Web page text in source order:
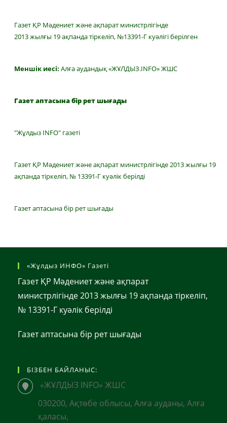
Газет ҚР Мәдениет және ақпарат министрлігінде
2013 жылғы 19 ақпанда тіркеліп, №13391-Г куәлігі берілген
Меншік иесі: Алға аудандық «ЖҰЛДЫЗ.INFO» ЖШС
Газет аптасына бір рет шығады
"Жұлдыз INFO" газеті
Газет ҚР Мәдениет және ақпарат министрлігінде 2013 жылғы 19
ақпанда тіркеліп, № 13391-Г куәлік берілді
Газет аптасына бір рет шығады
«Жұлдыз ИНФО» Газеті
Газет ҚР Мәдениет және ақпарат
министрлігінде 2013 жылғы 19 ақпанда тіркеліп,
№ 13391-Г куәлік берілді
Газет аптасына бір рет шығады
БІЗБЕН БАЙЛАНЫС:
«ЖҰЛДЫЗ INFO» ЖШС
030200, Ақтөбе облысы, Алға ауданы, Алға
қаласы,